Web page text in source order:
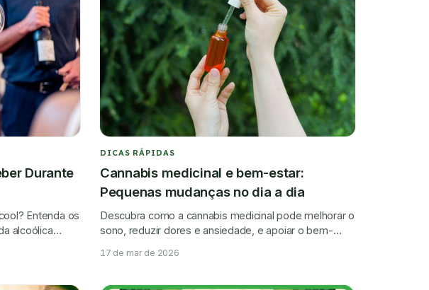
Durante
Entenda os
alcoólica
DICAS RÁPIDAS
Cannabis medicinal e bem-estar:
Pequenas mudanças no dia a dia
Descubra como a cannabis medicinal pode melhorar o
sono, reduzir dores e ansiedade, e apoiar o bem-
17 de mar de 2026